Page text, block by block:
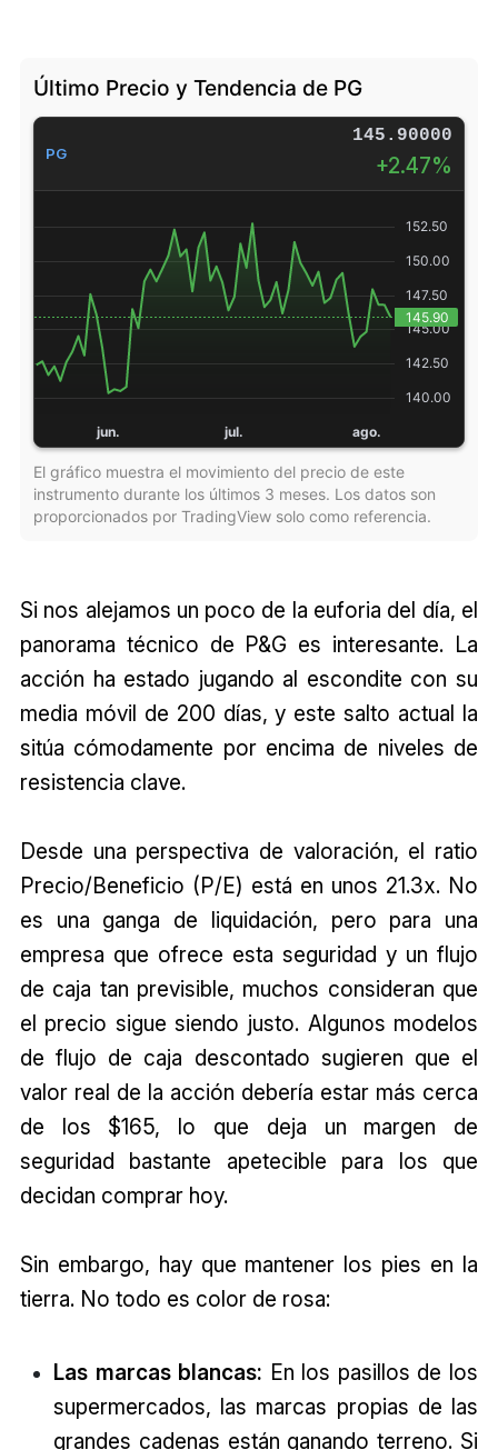
Último Precio y Tendencia de PG
PG
145.90000
+2.47%
El gráfico muestra el movimiento del precio de este
instrumento durante los últimos 3 meses. Los datos son
proporcionados por TradingView solo como referencia.
Si nos alejamos un poco de la euforia del día, el
panorama técnico de P&G es interesante. La
acción ha estado jugando al escondite con su
media móvil de 200 días, y este salto actual la
sitúa cómodamente por encima de niveles de
resistencia clave.
Desde una perspectiva de valoración, el ratio
Precio/Beneficio (P/E) está en unos 21.3x. No
es una ganga de liquidación, pero para una
empresa que ofrece esta seguridad y un flujo
de caja tan previsible, muchos consideran que
el precio sigue siendo justo. Algunos modelos
de flujo de caja descontado sugieren que el
valor real de la acción debería estar más cerca
de los $165, lo que deja un margen de
seguridad bastante apetecible para los que
decidan comprar hoy.
Sin embargo, hay que mantener los pies en la
tierra. No todo es color de rosa:
Las marcas blancas: En los pasillos de los
supermercados, las marcas propias de las
grandes cadenas están ganando terreno. Si